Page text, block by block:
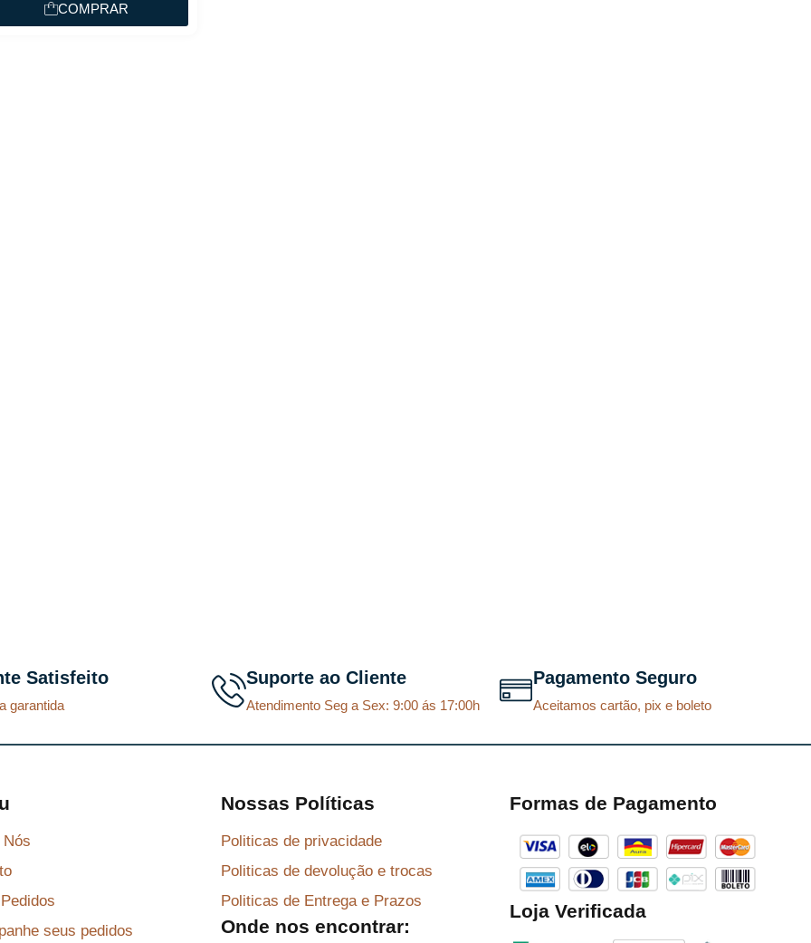
COMPRAR
Satisfeito
garantida
Suporte ao Cliente
Atendimento Seg a Sex: 9:00 ás 17:00h
Pagamento Seguro
Aceitamos cartão, pix e boleto
Nós
seus pedidos
Nossas Políticas
Politicas de privacidade
Politicas de devolução e trocas
Politicas de Entrega e Prazos
Onde nos encontrar:
Formas de Pagamento
Loja Verificada